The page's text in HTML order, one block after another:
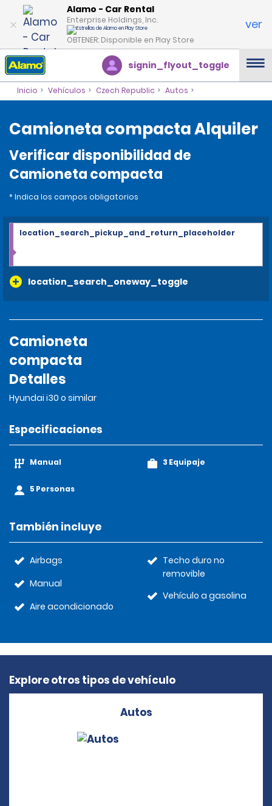
Alamo - Car Rental
Enterprise Holdings, Inc.
OBTENER: Disponible en Play Store
ver
signin_flyout_toggle
Inicio Vehículos Czech Republic Autos
Camioneta compacta Alquiler
Verificar disponibilidad de
Camioneta compacta
* Indica los campos obligatorios
location_search_oneway_toggle
location_search_pickup_and_return_placeholder
Camioneta
compacta
Detalles
Hyundai i30 o similar
Especificaciones
Manual
5 Personas
3 Equipaje
También incluye
Airbags
Manual
Aire acondicionado
Techo duro no
removible
Vehículo a gasolina
Explore otros tipos de vehículo
Autos